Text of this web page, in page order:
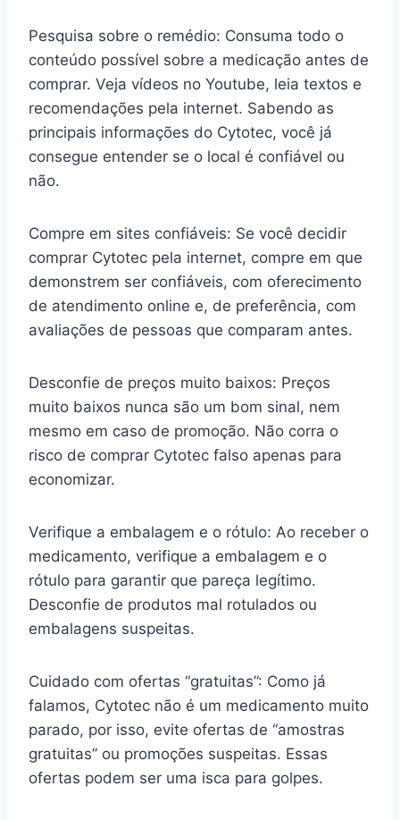
Pesquisa sobre o remédio: Consuma todo o
conteúdo possível sobre a medicação antes de
comprar. Veja vídeos no Youtube, leia textos e
recomendações pela internet. Sabendo as
principais informações do Cytotec, você já
consegue entender se o local é confiável ou
não.
Compre em sites confiáveis: Se você decidir
comprar Cytotec pela internet, compre em que
demonstrem ser confiáveis, com oferecimento
de atendimento online e, de preferência, com
avaliações de pessoas que comparam antes.
Desconfie de preços muito baixos: Preços
muito baixos nunca são um bom sinal, nem
mesmo em caso de promoção. Não corra o
risco de comprar Cytotec falso apenas para
economizar.
Verifique a embalagem e o rótulo: Ao receber o
medicamento, verifique a embalagem e o
rótulo para garantir que pareça legítimo.
Desconfie de produtos mal rotulados ou
embalagens suspeitas.
Cuidado com ofertas “gratuitas”: Como já
falamos, Cytotec não é um medicamento muito
parado, por isso, evite ofertas de “amostras
gratuitas” ou promoções suspeitas. Essas
ofertas podem ser uma isca para golpes.